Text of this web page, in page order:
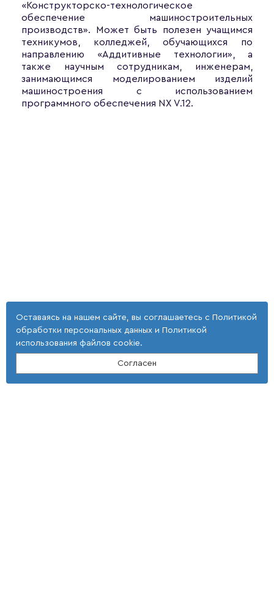
«Конструкторско-технологическое
обеспечение машиностроительных
производств». Может быть полезен учащимся
техникумов, колледжей, обучающихся по
направлению «Аддитивные технологии», а
также научным сотрудникам, инженерам,
занимающимся моделированием изделий
машиностроения с использованием
программного обеспечения NX V.12.
Оставаясь на нашем сайте, вы соглашаетесь с Политикой
обработки персональных данных и Политикой
использования файлов cookie.
Согласен